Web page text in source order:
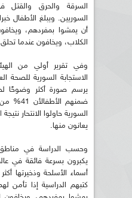
السرقة والحرق
السوريين. ويبلغ الأطفال
أن يمشوا بمفردهم،
الكلاب، ويخافون عندما
وفي تقرير أولي من
الاستجابة السورية للصحة
يرسم صورة أكثر وضوحًا
ضمنهم
السورية حاولوا الانتحار
يعانون منها.
وحسب الدراسة في
يكبرون بسرعة فائقة في
أسماء الأسلحة وذخيرتها
كتبهم الدراسية إذا تأمن